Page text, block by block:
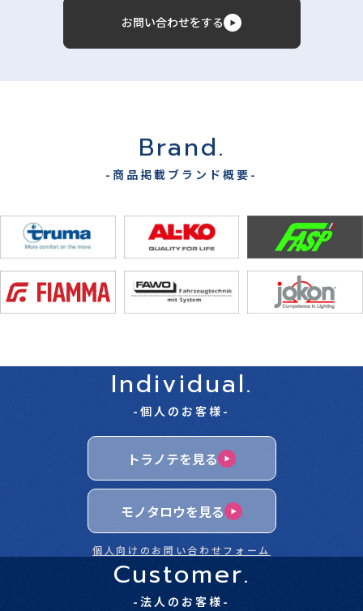
お問い合わせをする
Brand.
-商品掲載ブランド概要-
Individual.
-個人のお客様-
トラノテを見る
モノタロウを見る
個人向けのお問い合わせフォーム
Customer.
-法人のお客様-